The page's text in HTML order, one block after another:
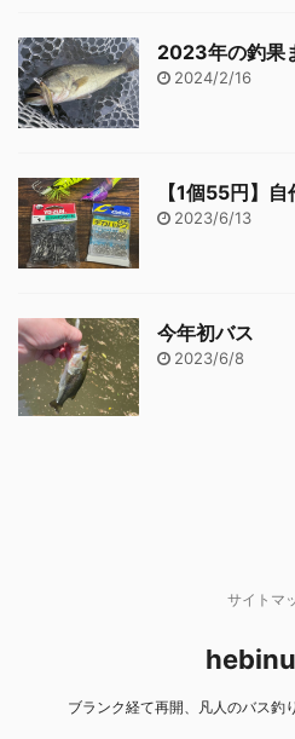
2023年の釣果
2024/2/16
【1個55円】
2023/6/13
今年初バス
2023/6/8
サイトマ
ブランク経て再開、凡人のバス釣